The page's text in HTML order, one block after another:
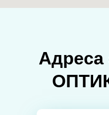
Адреса